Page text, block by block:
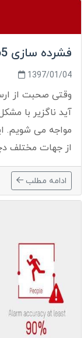
فشرده سازی H.265+ دوربین مداربسته چیست؟
1397/01/04
وقتی صحبت از
آید ناگزیر با
مواجه می شویم.
از جهات مختلف
تحمیل هزینه
اشاره نمود. این
ادامه مطلب